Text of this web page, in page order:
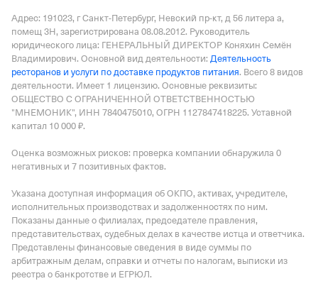
Адрес: 191023, г Санкт-Петербург, Невский пр-кт, д 56 литера а,
помещ 3Н, зарегистрирована 08.08.2012. Руководитель
юридического лица: ГЕНЕРАЛЬНЫЙ ДИРЕКТОР Коняхин Семён
Владимирович. Основной вид деятельности: Деятельность
ресторанов и услуги по доставке продуктов питания. Всего 8 видов
деятельности. Имеет 1 лицензию. Основные реквизиты:
ОБЩЕСТВО С ОГРАНИЧЕННОЙ ОТВЕТСТВЕННОСТЬЮ
"МНЕМОНИК", ИНН 7840475010, ОГРН 1127847418225. Уставной
капитал 10 000 ₽.
Оценка возможных рисков: проверка компании обнаружила 0
негативных и 7 позитивных фактов.
Указана доступная информация об ОКПО, активах, учредителе,
исполнительных производствах и задолженностях по ним.
Показаны данные о филиалах, председателе правления,
представительствах, судебных делах в качестве истца и ответчика.
Представлены финансовые сведения в виде суммы по
арбитражным делам, справки и отчеты по налогам, выписки из
реестра о банкротстве и ЕГРЮЛ.